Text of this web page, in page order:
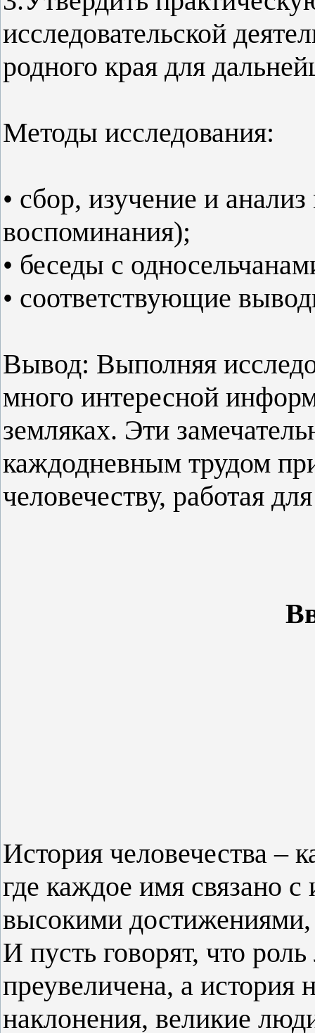
исследовательской
родного края для
Методы исследования:
• сбор, изучение и
воспоминания);
• беседы с
• соответствующие
Вывод: Выполняя
много интересной
земляках. Эти
каждодневным трудом
человечеству, работая
История человечества –
где каждое имя связано
высокими
И пусть говорят, что
преувеличена, а история
наклонения, великие